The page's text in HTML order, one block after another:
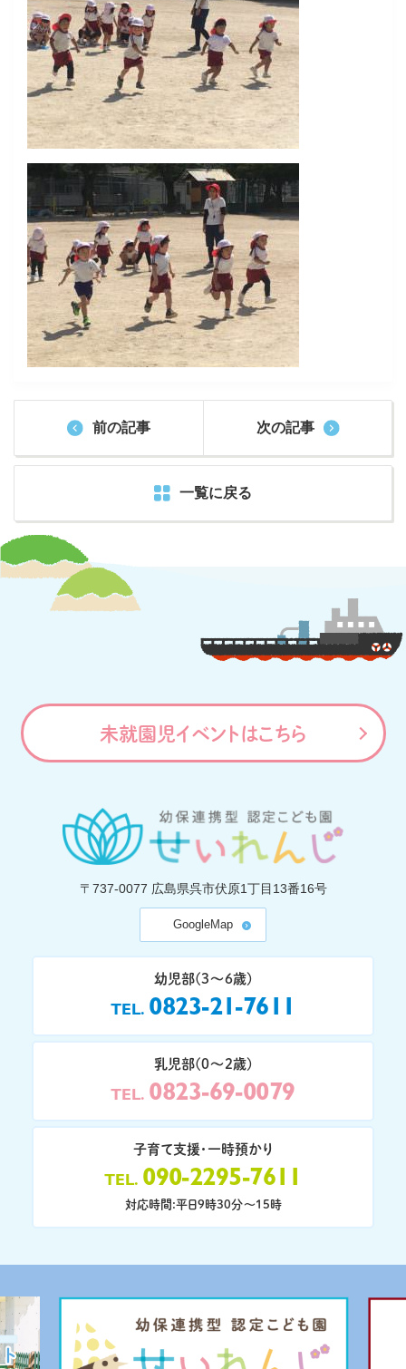
前の記事
一覧に戻る
次の記事
未就園児イベントはこちら
〒737-0077 広島県呉市伏原1丁目13番16号
GoogleMap
幼児部(3〜6歳)
TEL 0823-21-7611
乳児部(0〜2歳)
TEL 0823-69-0079
子育て支援・一時預かり
TEL 090-2295-7611
対応時間:平日9時30分〜15時